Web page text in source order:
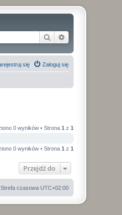
Szukaj
Zaloguj się
się
0 wyników • Strona 1 z 1
0 wyników • Strona 1 z 1
Przejdź do
Strefa czasowa UTC+02:00